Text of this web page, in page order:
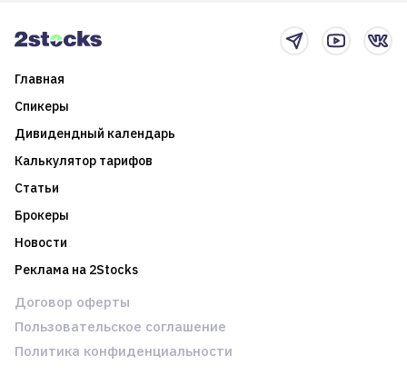
Главная
Спикеры
Дивидендный календарь
Калькулятор тарифов
Статьи
Брокеры
Новости
Реклама на 2Stocks
Договор оферты
Пользовательское соглашение
Политика конфиденциальности